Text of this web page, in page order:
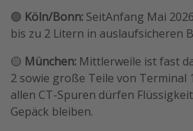
🟢 Köln/Bonn: SeitAnfang Mai
bis zu 2 Litern in auslaufsicheren
🟡 München: Mittlerweile ist fast
2 sowie große Teile von Terminal
allen CT-Spuren dürfen
Gepäck bleiben.